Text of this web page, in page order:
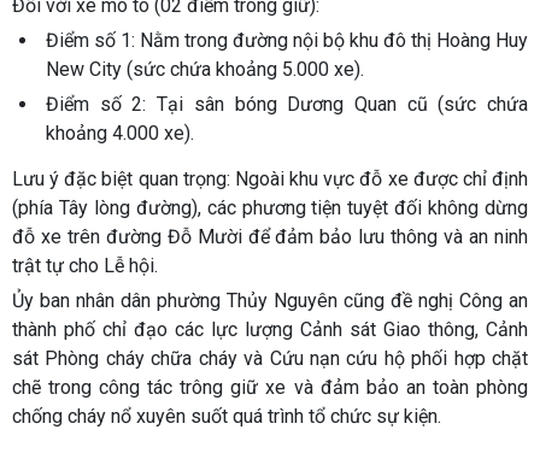
Đối với xe mô tô (02 điểm trông giữ):
Điểm số 1: Nằm trong đường nội bộ khu đô thị Hoàng Huy
New City (sức chứa khoảng 5.000 xe).
Điểm số 2: Tại sân bóng Dương Quan cũ (sức chứa
khoảng 4.000 xe).
Lưu ý đặc biệt quan trọng: Ngoài khu vực đỗ xe được chỉ định
(phía Tây lòng đường), các phương tiện tuyệt đối không dừng
đỗ xe trên đường Đỗ Mườiđể đảm bảo lưu thông và an ninh
trật tự cho Lễ hội.
Ủy ban nhân dân phường Thủy Nguyên cũng đề nghị Công an
thành phố chỉ đạo các lực lượng Cảnh sát Giao thông, Cảnh
sát Phòng cháy chữa cháy và Cứu nạn cứu hộ phối hợp chặt
chẽ trong công tác trông giữ xe và đảm bảo an toàn phòng
chống cháy nổ xuyên suốt quá trình tổ chức sự kiện.